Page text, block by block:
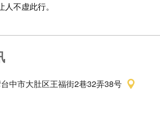
不虚此行。
中市大肚区王福街2巷32弄38号